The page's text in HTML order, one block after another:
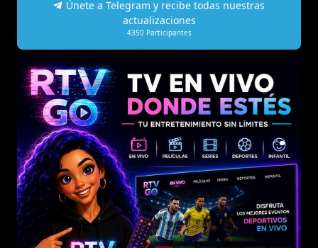
Únete a Telegram y recibe todas nuestras
actualizaciones
4350 Participantes